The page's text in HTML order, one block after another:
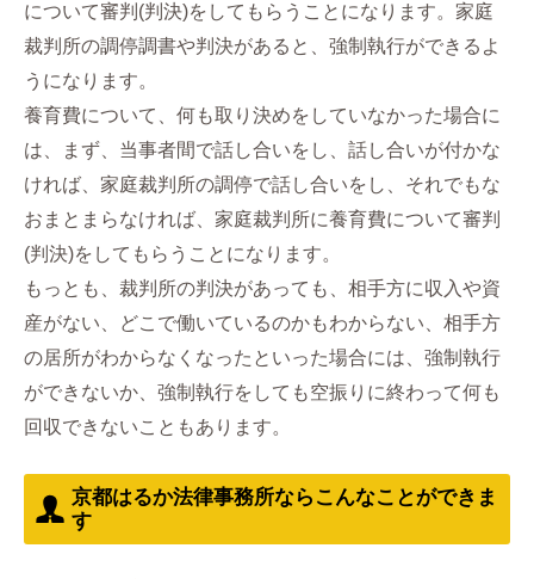
について審判(判決)をしてもらうことになります。家庭
裁判所の調停調書や判決があると、強制執行ができるよ
うになります。
養育費について、何も取り決めをしていなかった場合に
は、まず、当事者間で話し合いをし、話し合いが付かな
ければ、家庭裁判所の調停で話し合いをし、それでもな
おまとまらなければ、家庭裁判所に養育費について審判
(判決)をしてもらうことになります。
もっとも、裁判所の判決があっても、相手方に収入や資
産がない、どこで働いているのかもわからない、相手方
の居所がわからなくなったといった場合には、強制執行
ができないか、強制執行をしても空振りに終わって何も
回収できないこともあります。
京都はるか法律事務所ならこんなことができま
す